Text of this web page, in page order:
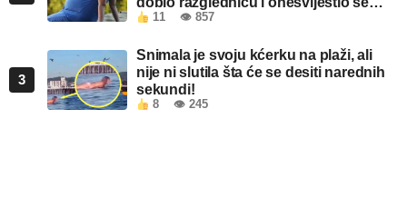
kada je pročitao šta piše!
11 👁 857
3
Snimala je svoju kćerku na plaži, ali
nije ni slutila šta će se desiti narednih
sekundi!
8 👁 245